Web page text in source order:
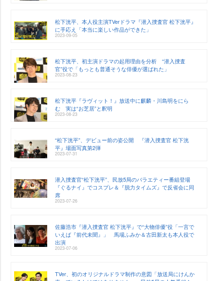
松下洸平、本人役主演TVerドラマ『潜入捜査官 松下洸平』
に手応え「本当に楽しい作品ができた」
2023-09-05
松下洸平、初主演ドラマの起用理由を分析 “潜入捜査
官”役で「もっとも普通そうな俳優が選ばれた」
2023-08-23
松下洸平『ラヴィット！』放送中に麒麟・川島明をにら
む 実は“お芝居”と釈明
2023-08-23
“松下洸平”、デビュー前の姿公開 『潜入捜査官 松下洸
平』場面写真第2弾
2023-07-31
潜入捜査官“松下洸平”、民放5局のバラエティー番組登場
『ぐるナイ』でコスプレ＆『脱力タイムズ』で反省会に同
席
2023-07-26
佐藤浩市『潜入捜査官 松下洸平』で“大物俳優”役「一言で
いえば『前代未聞』」 馬場ふみか＆古田新太も本人役で
出演
2023-07-06
TVer、初のオリジナルドラマ制作の意図「放送局にけんか